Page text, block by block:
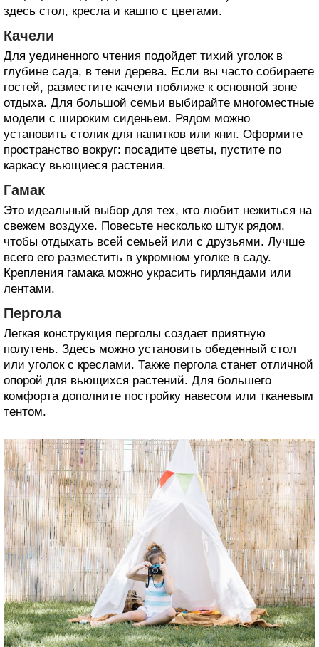
здесь стол, кресла и кашпо с цветами.
Качели
Для уединенного чтения подойдет тихий уголок в
глубине сада, в тени дерева. Если вы часто собираете
гостей, разместите качели поближе к основной зоне
отдыха. Для большой семьи выбирайте многоместные
модели с широким сиденьем. Рядом можно
установить столик для напитков или книг. Оформите
пространство вокруг: посадите цветы, пустите по
каркасу вьющиеся растения.
Гамак
Это идеальный выбор для тех, кто любит нежиться на
свежем воздухе. Повесьте несколько штук рядом,
чтобы отдыхать всей семьей или с друзьями. Лучше
всего его разместить в укромном уголке в саду.
Крепления гамака можно украсить гирляндами или
лентами.
Пергола
Легкая конструкция перголы создает приятную
полутень. Здесь можно установить обеденный стол
или уголок с креслами. Также пергола станет отличной
опорой для вьющихся растений. Для большего
комфорта дополните постройку навесом или тканевым
тентом.